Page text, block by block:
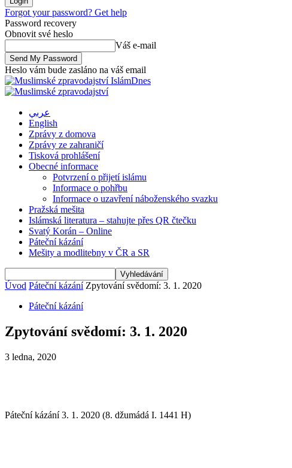
Forgot your password? Get help
Password recovery
Obnovit své heslo
Váš e-mail
Heslo vám bude zasláno na váš email
IslámDnes
عربي
English
Zprávy z domova
Zprávy ze zahraničí
Tisková prohlášení
Obecné informace
Potvrzení o přijetí islámu
Informace o pohřbu
Informace o uzavření náboženského svazku
Pražská mešita
Islámská literatura – stahujte přes QR čtečku
Svatý Korán – Online
Páteční kázání
Mešity a modlitebny v ČR a SR
Úvod Páteční kázání Zpytování svědomí: 3. 1. 2020
Páteční kázání
Zpytování svědomí: 3. 1. 2020
3 ledna, 2020
Páteční kázání 3. 1. 2020 (8. džumádá I. 1441 H)